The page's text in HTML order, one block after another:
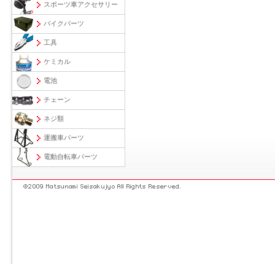
スポーツ車アクセサリー
バイクパーツ
工具
ケミカル
電池
チェーン
ネジ類
運搬車パーツ
電動自転車パーツ